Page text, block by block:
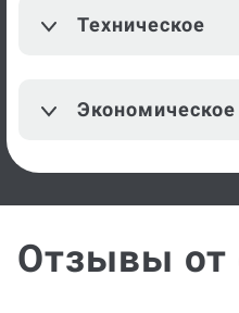
Информационно-
Посмотреть ещё
Техническое
Экономическое
Отзывы от